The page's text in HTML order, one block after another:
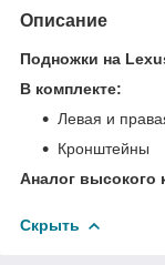
Описание
Подножки на
В комплекте:
Левая и
Кронштейны
Аналог высокого
Скрыть